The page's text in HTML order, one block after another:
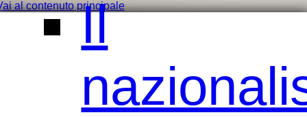
al contenuto principale
Il